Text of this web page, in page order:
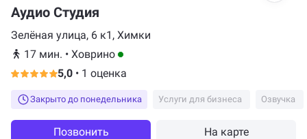
Аудио Студия
Зелёная улица, 6 к1, Химки
17 мин. • Ховрино
5,0 • 1 оценка
Закрыто до понедельника Услуги для бизнеса Озвучка
Позвонить На карте